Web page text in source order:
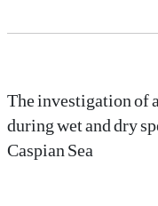
The investigation of
during wet and dry
Caspian Sea